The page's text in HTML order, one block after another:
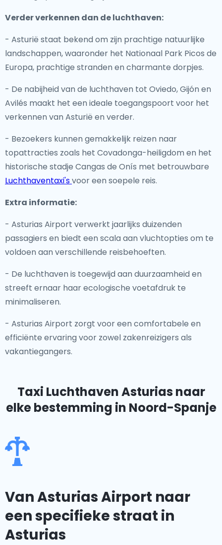
Verder verkennen dan de luchthaven:
- Asturië staat bekend om zijn prachtige natuurlijke
landschappen, waaronder het Nationaal Park Picos de
Europa, prachtige stranden en charmante dorpjes.
- De nabijheid van de luchthaven tot Oviedo, Gijón en
Avilés maakt het een ideale toegangspoort voor het
verkennen van Asturië en verder.
- Bezoekers kunnen gemakkelijk reizen naar
topattracties zoals het Covadonga-heiligdom en het
historische stadje Cangas de Onís met betrouwbare
Luchthaventaxi'svoor een soepele reis.
Extra informatie:
- Asturias Airport verwerkt jaarlijks duizenden
passagiers en biedt een scala aan vluchtopties om te
voldoen aan verschillende reisbehoeften.
- De luchthaven is toegewijd aan duurzaamheid en
streeft ernaar haar ecologische voetafdruk te
minimaliseren.
- Asturias Airport zorgt voor een comfortabele en
efficiënte ervaring voor zowel zakenreizigers als
vakantiegangers.
Taxi Luchthaven Asturias naar
elke bestemming in Noord-Spanje
Van Asturias Airport naar
een specifieke straat in
Asturias